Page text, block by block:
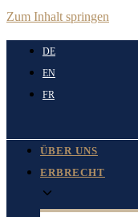
Zum Inhalt springen
DE
EN
FR
ÜBER UNS
ERBRECHT